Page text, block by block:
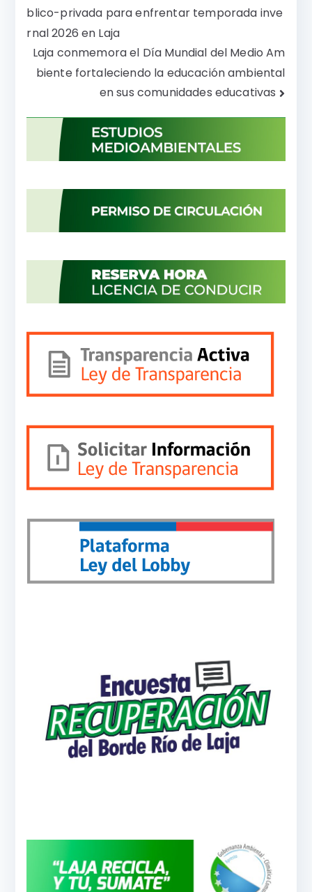
o
o
k
p
p
n
g
er
rti
r
de
entradas
blico-privada para enfrentar temporada inve
rnal 2026 en Laja
Laja conmemora el Día Mundial del Medio Am
biente fortaleciendo la educación ambiental
en sus comunidades educativas